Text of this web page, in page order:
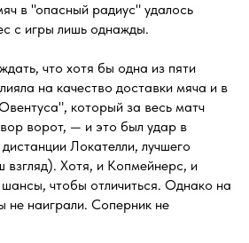
в "опасный радиус" удалось
с игры лишь однажды.
что хотя бы одна из пяти
на качество доставки мяча и в
который за весь матч
ворот, — и это был удар в
Локателли, лучшего
взгляд). Хотя, и Копмейнерс, и
чтобы отличиться. Однако на
не наиграли. Соперник не